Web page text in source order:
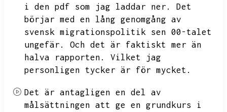
i den pdf som jag laddar ner.
Det
börjar med en lång genomgång av
svensk migrationspolitik sen 00-talet
ungefär.
Och det är faktiskt mer än
halva rapporten.
Vilket jag
personligen tycker är för mycket.
Det är antagligen en del av
målsättningen att ge en grundkurs i